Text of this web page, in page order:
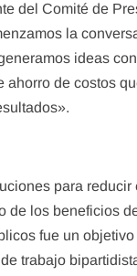
del Comité de
la
ideas
ahorro de costos
para reducir
de los beneficios
fue un
trabajo